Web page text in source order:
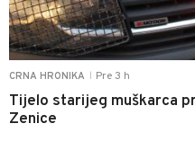
CRNA HRONIKA Pre 3 h
Tijelo starijeg muškarca
Zenice